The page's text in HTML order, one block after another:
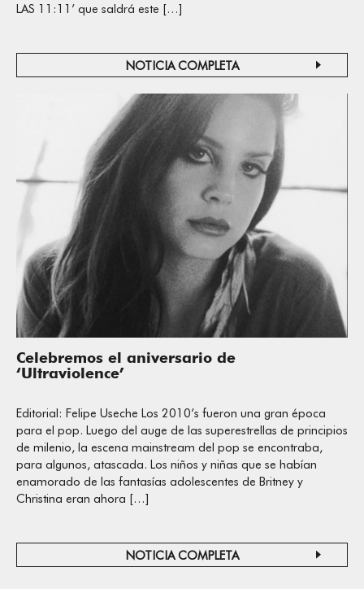
LAS 11:11’ que saldrá este […]
NOTICIA COMPLETA
Celebremos el aniversario de
‘Ultraviolence’
Editorial: Felipe Useche Los 2010’s fueron una gran época
para el pop. Luego del auge de las superestrellas de principios
de milenio, la escena mainstream del pop se encontraba,
para algunos, atascada. Los niños y niñas que se habían
enamorado de las fantasías adolescentes de Britney y
Christina eran ahora […]
NOTICIA COMPLETA